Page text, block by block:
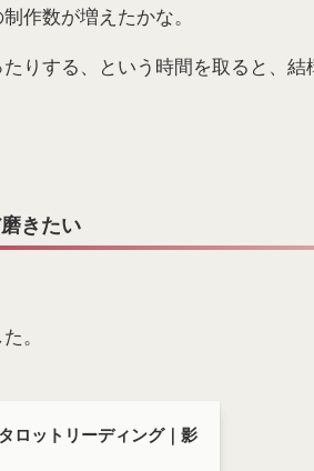
作数が増えたかな。
りする、という時間を取ると、
きたい
。
ロットリーディング｜影